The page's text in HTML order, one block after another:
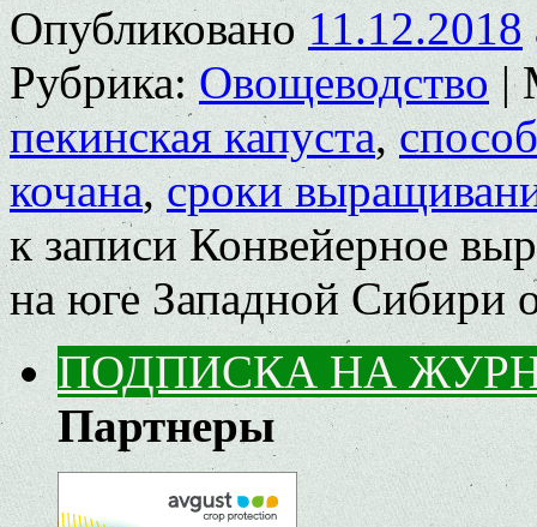
Опубликовано 11.12.2018
Рубрика: Овощеводство |
пекинская капуста,
кочана,сроки
к записи Конвейерное
на юге Западной Сибири
ПОДПИСКА НА
Партнеры